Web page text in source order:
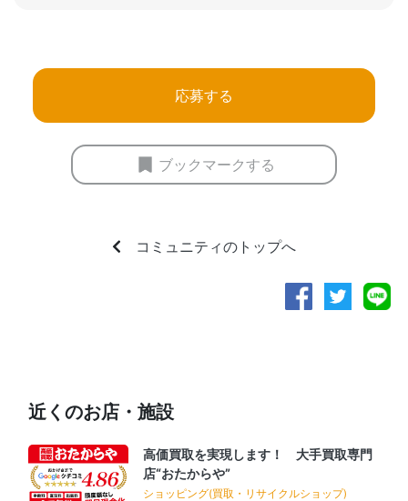
応募する
ブックマークする
コミュニティのトップへ
近くのお店・施設
高価買取を実現します！ 大手買取専門
店“おたからや”
ショッピング(買取・リサイクルショップ)